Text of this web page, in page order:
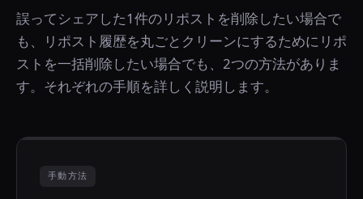
誤ってシェアした1件のリポストを削除したい場合で
も、リポスト履歴を丸ごとクリーンにするためにリポ
ストを一括削除したい場合でも、2つの方法がありま
す。それぞれの手順を詳しく説明します。
手動方法